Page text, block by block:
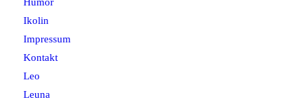
Ikolin
Impressum
Kontakt
Leo
Leuna